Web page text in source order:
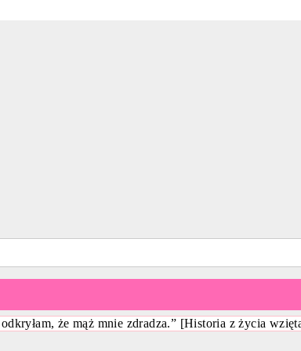
że mąż mnie zdradza.” [Historia z życia